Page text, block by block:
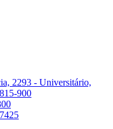
2293 - Universitário,
900